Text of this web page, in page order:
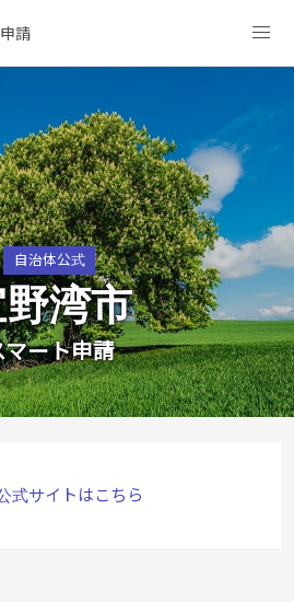
請
自治体公式
湾市
マート申請
式サイトはこちら